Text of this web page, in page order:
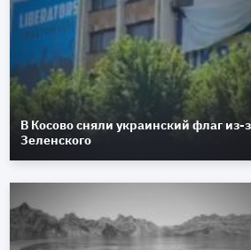
В Косово сняли украинский флаг из-
Зеленского